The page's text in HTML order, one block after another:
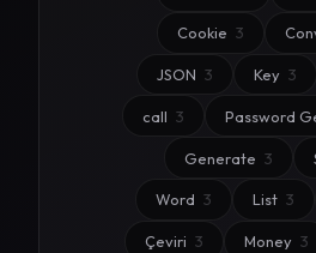
Cookie 3
JSON 3 Key 3
call 3 Password
Generate 3
Word 3 List 3
Çeviri 3 Money 3